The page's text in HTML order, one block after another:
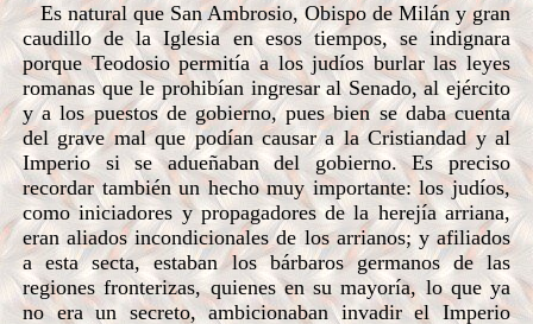
Es natural que San Ambrosio, Obispo de Milán y gran
caudillo de la Iglesia en esos tiempos, se indignara
porque Teodosio permitía a los judíos burlar las leyes
romanas que le prohibían ingresar al Senado, al ejército
y a los puestos de gobierno, pues bien se daba cuenta
del grave mal que podían causar a la Cristiandad y al
Imperio si se adueñaban del gobierno. Es preciso
recordar también un hecho muy importante: los judíos,
como iniciadores y propagadores de la herejía arriana,
eran aliados incondicionales de los arrianos; y afiliados
a esta secta, estaban los bárbaros germanos de las
regiones fronterizas, quienes en su mayoría, lo que ya
no era un secreto, ambicionaban invadir el Imperio